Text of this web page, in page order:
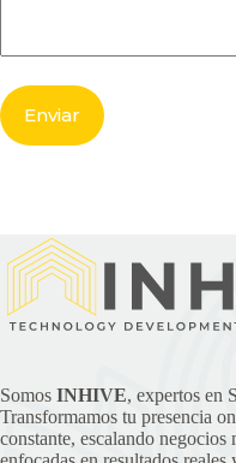
Somos INHIVE, expertos en
Transformamos tu presencia
constante, escalando negocios